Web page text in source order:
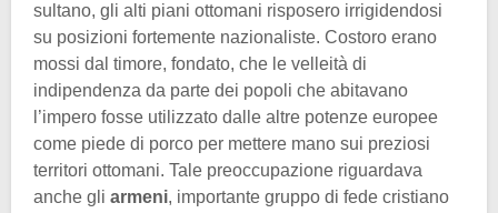
sultano, gli alti piani ottomani risposero irrigidendosi
su posizioni fortemente nazionaliste. Costoro erano
mossi dal timore, fondato, che le velleità di
indipendenza da parte dei popoli che abitavano
l’impero fosse utilizzato dalle altre potenze europee
come piede di porco per mettere mano sui preziosi
territori ottomani. Tale preoccupazione riguardava
anche gli armeni, importante gruppo di fede cristiano